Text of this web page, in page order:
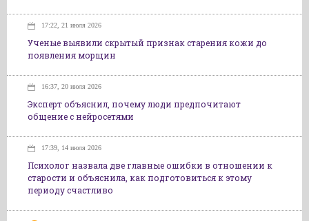
17:22, 21 июля 2026
Ученые выявили скрытый признак старения кожи до
появления морщин
16:37, 20 июля 2026
Эксперт объяснил, почему люди предпочитают
общение с нейросетями
17:39, 14 июля 2026
Психолог назвала две главные ошибки в отношении к
старости и объяснила, как подготовиться к этому
периоду счастливо